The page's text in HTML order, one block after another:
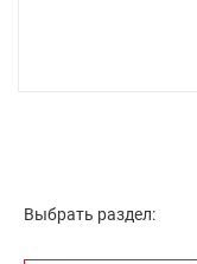
Выбрать раздел: